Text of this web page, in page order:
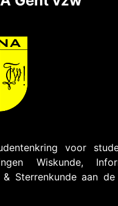
voor
Wiskunde,
& Sterrenkunde aan